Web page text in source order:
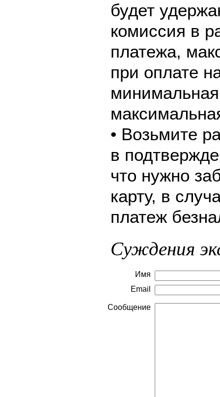
будет
комиссия в
платежа,
при оплате
• Возьмите
в
что нужно
карту, в
платеж
Суждения
Имя
Email
Сообщение